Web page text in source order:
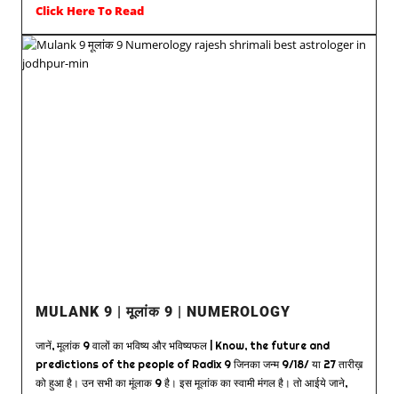
Click Here To Read
MULANK 9 | मूलांक 9 | NUMEROLOGY
जानें, मूलांक 9 वालों का भविष्य और भविष्यफल | Know, the future and
predictions of the people of Radix 9 जिनका जन्म 9/18/ या 27 तारीख़
को हुआ है। उन सभी का मूंलाक 9 है। इस मूलांक का स्वामी मंगल है। तो आईये जाने,